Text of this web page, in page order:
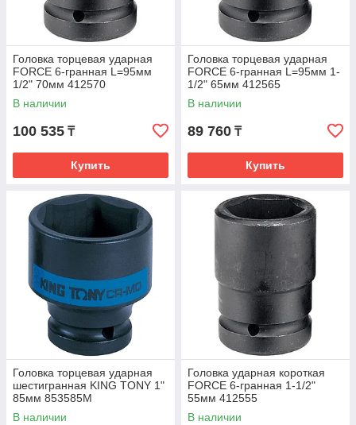
Головка торцевая ударная
FORCE 6-гранная L=95мм
1/2" 70мм 412570
В наличии
100 535 ₸
Купить
Головка торцевая ударная
FORCE 6-гранная L=95мм 1-
1/2" 65мм 412565
В наличии
89 760 ₸
Купить
Головка торцевая ударная
шестигранная KING TONY 1"
85мм 853585M
В наличии
Головка ударная короткая
FORCE 6-гранная 1-1/2"
55мм 412555
В наличии